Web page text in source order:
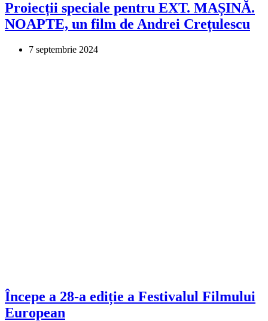
Proiecții speciale pentru EXT. MAȘINĂ.
NOAPTE, un film de Andrei Crețulescu
7 septembrie 2024
Începe a 28-a ediție a Festivalul Filmului
European